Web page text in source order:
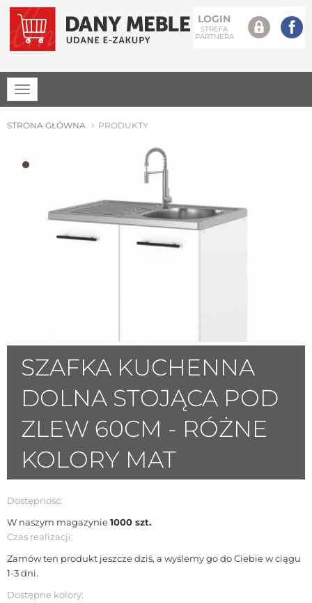
LOGIN
STREFA
PARTNERA
Rozwiń
menu
STRONA GŁÓWNA PRODUKTY
SZAFKA KUCHENNA
DOLNA STOJĄCA POD
ZLEW 60CM - RÓŻNE
KOLORY MAT
Dostępność:
W naszym magazynie 1000 szt.
Czas realizacji:
Zamów ten produkt jeszcze dziś, a wyślemy go do Ciebie w ciągu
1-3 dni.
Dostępne kolory: